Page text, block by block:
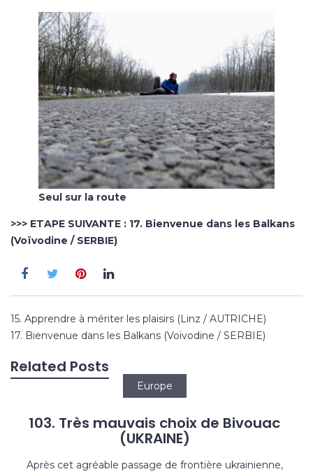
Seul sur la route
>>> ETAPE SUIVANTE : 17. Bienvenue dans les Balkans
(Voïvodine / SERBIE)
Navigation
de
15. Apprendre à mériter les plaisirs (Linz / AUTRICHE)
17. Bienvenue dans les Balkans (Voïvodine / SERBIE)
Related Posts
Europe
103. Très mauvais choix de Bivouac
(UKRAINE)
Après cet agréable passage de frontière ukrainienne,